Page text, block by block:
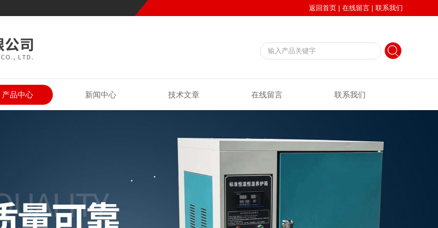
返回首页 | 在线留言 | 联系我们
产品中心 新闻中心 技术文章 在线留言 联系我们